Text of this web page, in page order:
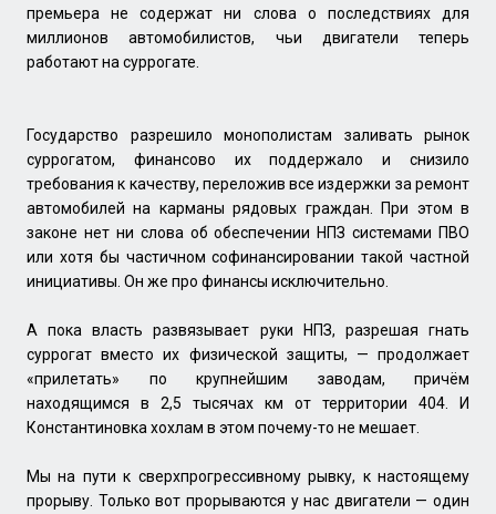
премьера не содержат ни слова о последствиях для
миллионов автомобилистов, чьи двигатели теперь
работают на суррогате.
Государство разрешило монополистам заливать рынок
суррогатом, финансово их поддержало и снизило
требования к качеству, переложив все издержки за ремонт
автомобилей на карманы рядовых граждан. При этом в
законе нет ни слова об обеспечении НПЗ системами ПВО
или хотя бы частичном софинансировании такой частной
инициативы. Он же про финансы исключительно.
А пока власть развязывает руки НПЗ, разрешая гнать
суррогат вместо их физической защиты, — продолжает
«прилетать» по крупнейшим заводам, причём
находящимся в 2,5 тысячах км от территории 404. И
Константиновка хохлам в этом почему-то не мешает.
Мы на пути к сверхпрогрессивному рывку, к настоящему
прорыву. Только вот прорываются у нас двигатели — один